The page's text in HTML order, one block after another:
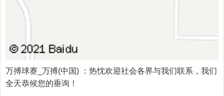
万搏球赛_万搏(中国)
：热忱欢迎社会各界与我们联系，我们
全天恭候您的垂询！